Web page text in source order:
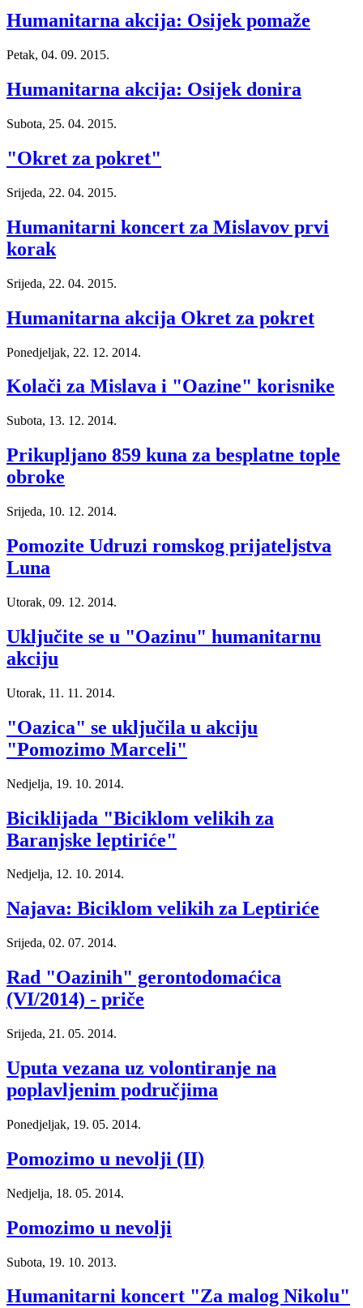
Humanitarna akcija: Osijek pomaže
Petak, 04. 09. 2015.
Humanitarna akcija: Osijek donira
Subota, 25. 04. 2015.
"Okret za pokret"
Srijeda, 22. 04. 2015.
Humanitarni koncert za Mislavov prvi
korak
Srijeda, 22. 04. 2015.
Humanitarna akcija Okret za pokret
Ponedjeljak, 22. 12. 2014.
Kolači za Mislava i "Oazine" korisnike
Subota, 13. 12. 2014.
Prikupljano 859 kuna za besplatne tople
obroke
Srijeda, 10. 12. 2014.
Pomozite Udruzi romskog prijateljstva
Luna
Utorak, 09. 12. 2014.
Uključite se u "Oazinu" humanitarnu
akciju
Utorak, 11. 11. 2014.
"Oazica" se uključila u akciju
"Pomozimo Marceli"
Nedjelja, 19. 10. 2014.
Biciklijada "Biciklom velikih za
Baranjske leptiriće"
Nedjelja, 12. 10. 2014.
Najava: Biciklom velikih za Leptiriće
Srijeda, 02. 07. 2014.
Rad "Oazinih" gerontodomaćica
(VI/2014) - priče
Srijeda, 21. 05. 2014.
Uputa vezana uz volontiranje na
poplavljenim područjima
Ponedjeljak, 19. 05. 2014.
Pomozimo u nevolji (II)
Nedjelja, 18. 05. 2014.
Pomozimo u nevolji
Subota, 19. 10. 2013.
Humanitarni koncert "Za malog Nikolu"